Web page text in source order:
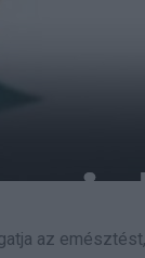
az